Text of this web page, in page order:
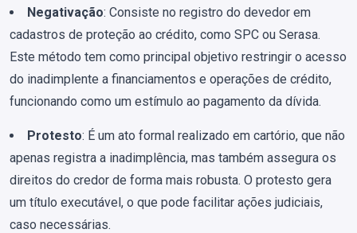
Negativação: Consiste no registro do devedor em
cadastros de proteção ao crédito, como SPC ou Serasa.
Este método tem como principal objetivo restringir o acesso
do inadimplente a financiamentos e operações de crédito,
funcionando como um estímulo ao pagamento da dívida.
Protesto: É um ato formal realizado em cartório, que não
apenas registra a inadimplência, mas também assegura os
direitos do credor de forma mais robusta. O protesto gera
um título executável, o que pode facilitar ações judiciais,
caso necessárias.